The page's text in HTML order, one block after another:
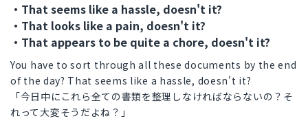
・That seems like a hassle, doesn't it?
・That looks like a pain, doesn't it?
・That appears to be quite a chore, doesn't it?
You have to sort through all these documents by the end
of the day? That seems like a hassle, doesn't it?
「今日中にこれら全ての書類を整理しなければならないの？そ
れって大変そうだよね？」